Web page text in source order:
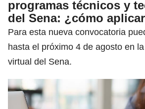
programas técnicos y
del Sena: ¿cómo
Para esta nueva convocatoria
hasta el próximo 4 de agosto en
virtual del Sena.